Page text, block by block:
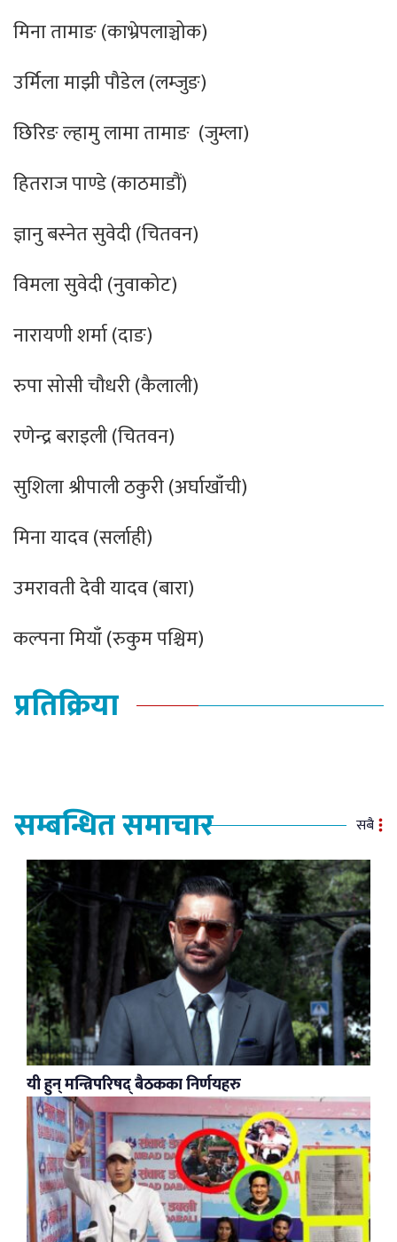
मिना तामाङ (काभ्रेपलाञ्चोक)
उर्मिला माझी पौडेल (लम्जुङ)
छिरिङ ल्हामु लामा तामाङ (जुम्ला)
हितराज पाण्डे (काठमाडौं)
ज्ञानु बस्नेत सुवेदी (चितवन)
विमला सुवेदी (नुवाकोट)
नारायणी शर्मा (दाङ)
रुपा सोसी चौधरी (कैलाली)
रणेन्द्र बराइली (चितवन)
सुशिला श्रीपाली ठकुरी (अर्घाखाँची)
मिना यादव (सर्लाही)
उमरावती देवी यादव (बारा)
कल्पना मियाँ (रुकुम पश्चिम)
प्रतिक्रिया
सम्बन्धित समाचार सबै
यी हुन् मन्त्रिपरिषद् बैठकका निर्णयहरु